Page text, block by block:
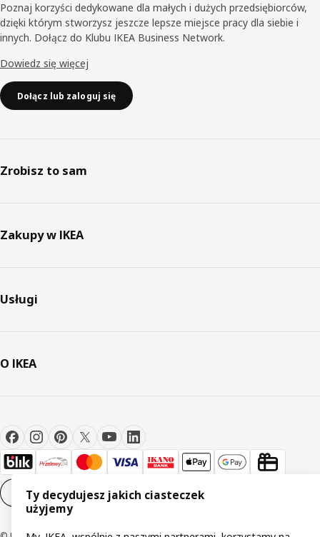
Poznaj korzyści dedykowane dla małych i dużych przedsiębiorców,
dzięki którym stworzysz jeszcze lepsze miejsce pracy dla siebie i
innych. Dołącz do Klubu IKEA Business Network.
Dowiedz się więcej
Dołącz lub zaloguj się
Zrobisz to sam
Zakupy w IKEA
Usługi
O IKEA
Ustawienia plików cookie PL
Ty decydujesz jakich ciasteczek
użyjemy